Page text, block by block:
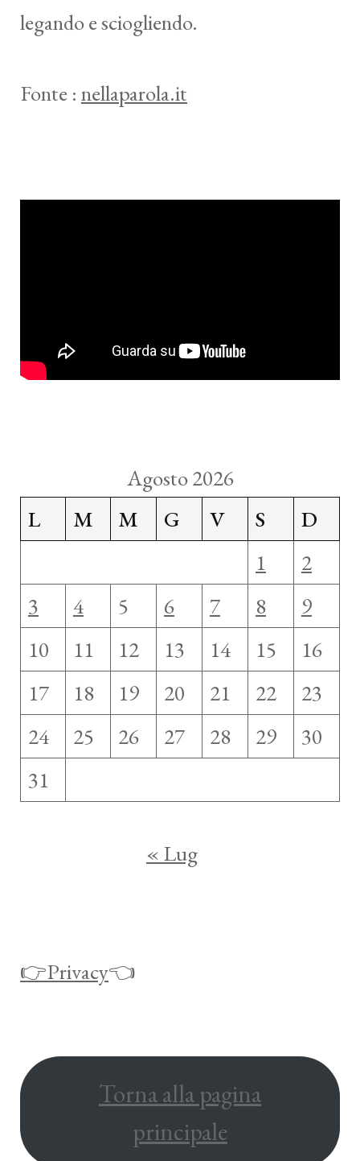
legando e sciogliendo.
Fonte : nellaparola.it
Agosto 2026
L
M M G V S
D
1
2
3
4 5 6 7 8
9
10
11 12 13 14 15
16
17
18 19 20 21 22
23
24
25 26 27 28 29
30
31
« Lug
👉Privacy👈
Torna alla pagina
principale